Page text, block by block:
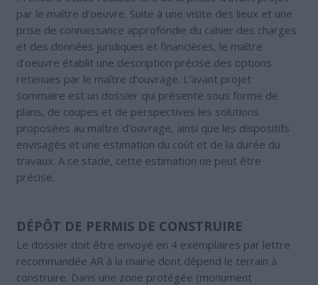
par le maître d’oeuvre. Suite à une visite des lieux et une
prise de connaissance approfondie du cahier des charges
et des données juridiques et financières, le maître
d’oeuvre établit une description précise des options
retenues par le maître d’ouvrage. L’avant projet
sommaire est un dossier qui présente sous forme de
plans, de coupes et de perspectives les solutions
proposées au maître d’ouvrage, ainsi que les dispositifs
envisagés et une estimation du coût et de la durée du
travaux. A ce stade, cette estimation ne peut être
précise.
DÉPÔT DE PERMIS DE CONSTRUIRE
Le dossier doit être envoyé en 4 exemplaires par lettre
recommandée AR à la mairie dont dépend le terrain à
construire. Dans une zone protégée (monument